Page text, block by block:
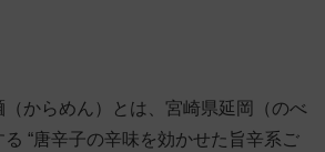
からめん）とは、宮崎県延岡（のべ
“唐辛子の辛味を効かせた旨辛系ご